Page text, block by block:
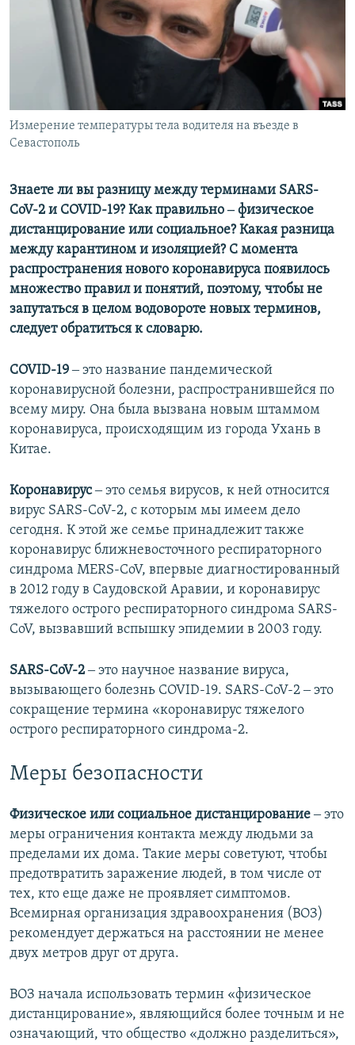
ПОБЕДИТЕЛЕЙ НЕ СУДЯТ?
КРЫМ.НЕПОКОРЕННЫЙ
УКРАИНСКАЯ ПРОБЛЕМА КРЫМА
ПРИСОЕДИНЯЙТЕСЬ!
Все сайты RFE/RL
Измерение температуры тела водителя на въезде в
Севастополь
Знаете ли вы разницу между терминами SARS-
CoV-2 и COVID-19? Как правильно ‒ физическое
дистанцирование или социальное? Какая разница
между карантином и изоляцией? С момента
распространения нового коронавируса появилось
множество правил и понятий, поэтому, чтобы не
запутаться в целом водовороте новых терминов,
следует обратиться к словарю.
COVID-19‒ это название пандемической
коронавирусной болезни, распространившейся по
всему миру. Она была вызвана новым штаммом
коронавируса, происходящим из города Ухань в
Китае.
Коронавирус‒ это семья вирусов, к ней относится
вирус SARS-CoV-2, с которым мы имеем дело
сегодня. К этой же семье принадлежит также
коронавирус ближневосточного респираторного
синдрома MERS-CoV, впервые диагностированный
в 2012 году в Саудовской Аравии, и коронавирус
тяжелого острого респираторного синдрома SARS-
CoV, вызвавший вспышку эпидемии в 2003 году.
SARS-CoV-2‒ это научное название вируса,
вызывающего болезнь COVID-19. SARS-CoV-2 ‒ это
сокращение термина «коронавирус тяжелого
острого респираторного синдрома-2.
Меры безопасности
Физическое или социальное дистанцирование‒ это
меры ограничения контакта между людьми за
пределами их дома. Такие меры советуют, чтобы
предотвратить заражение людей, в том числе от
тех, кто еще даже не проявляет симптомов.
Всемирная организация здравоохранения (ВОЗ)
рекомендует держаться на расстоянии не менее
двух метров друг от друга.
ВОЗ начала использовать термин «физическое
дистанцирование», являющийся более точным и не
означающий, что общество «должно разделиться»,